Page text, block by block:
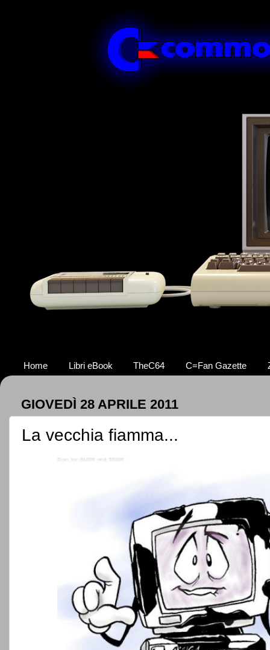
Home Libri eBook TheC64 C=Fan Gazette
GIOVEDÌ 28 APRILE 2011
La vecchia fiamma...